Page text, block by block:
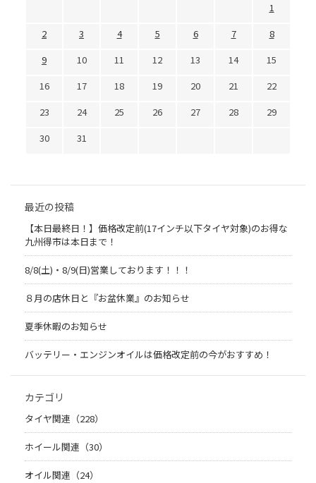
1
2
3 4 5 6 7
8
9
10 11 12 13 14
15
16
17 18 19 20 21
22
23
24 25 26 27 28
29
30
31
最近の投稿
【本日最終日！】価格改定前(17インチ以下タイヤ対象)のお得な
九州得市は本日まで！
8/8(土)・8/9(日)営業しております！！！
８月の店休日と『お盆休業』のお知らせ
夏季休暇のお知らせ
バッテリー・エンジンオイルは価格改定前の今がおすすめ！
カテゴリ
タイヤ関連（228）
ホイール関連（30）
オイル関連（24）